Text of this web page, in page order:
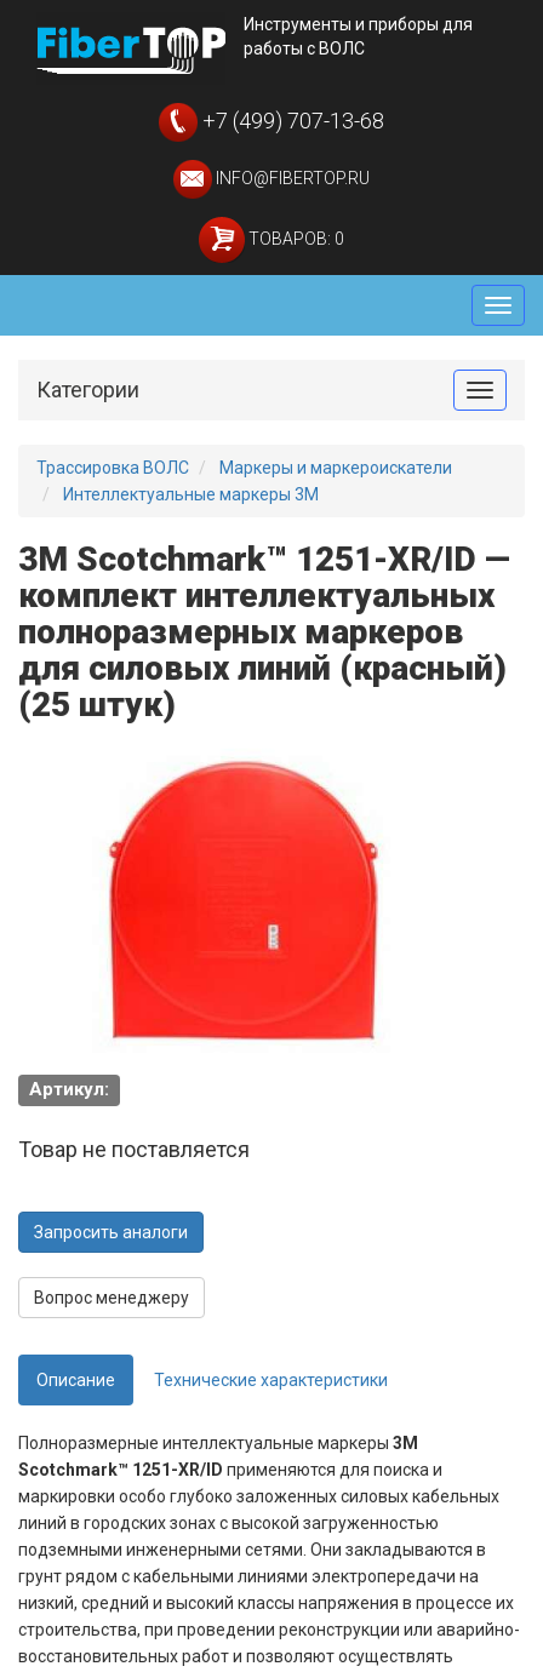
Инструменты и приборы для
работы с ВОЛС
+7 (499) 707-13-68
INFO@FIBERTOP.RU
ТОВАРОВ: 0
Меню
Toggle
Категории
Трассировка ВОЛС
Маркеры и маркероискатели
Интеллектуальные маркеры 3M
3M Scotchmark™ 1251-XR/ID —
комплект интеллектуальных
полноразмерных маркеров
для силовых линий (красный)
(25 штук)
Артикул:
Товар не поставляется
Запросить аналоги
Вопрос менеджеру
Описание Технические характеристики
Полноразмерные интеллектуальные маркеры 3М
Scotchmark™ 1251-XR/ID применяются для поиска и
маркировки особо глубоко заложенных силовых кабельных
линий в городских зонах с высокой загруженностью
подземными инженерными сетями. Они закладываются в
грунт рядом с кабельными линиями электропередачи на
низкий, средний и высокий классы напряжения в процессе их
строительства, при проведении реконструкции или аварийно-
восстановительных работ и позволяют осуществлять